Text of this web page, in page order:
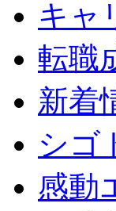
キャ
転職
新着
シゴ
感動